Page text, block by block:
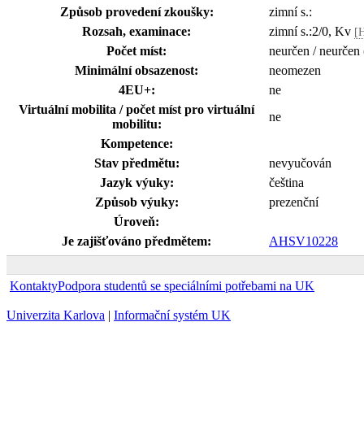
Způsob provedení zkoušky:
zimní s.:
Rozsah, examinace:
zimní s.:2/0, Kv
Počet míst:
neurčen / neurčen
Minimální obsazenost:
neomezen
4EU+:
ne
Virtuální mobilita / počet míst pro virtuální
mobilitu:
ne
Kompetence:
Stav předmětu:
nevyučován
Jazyk výuky:
čeština
Způsob výuky:
prezenční
Úroveň:
Je zajišťováno předmětem:
AHSV10228
KontaktyPodpora studentů se speciálními potřebami na UK
Univerzita Karlova | Informační systém UK